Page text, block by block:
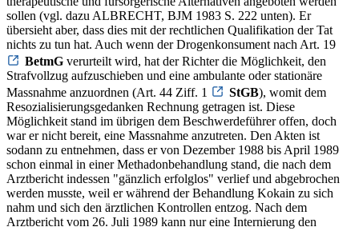
sollen (vgl. dazu ALBRECHT, BJM 1983 S. 222 unten). Er
übersieht aber, dass dies mit der rechtlichen Qualifikation der Tat
nichts zu tun hat. Auch wenn der Drogenkonsument nach Art. 19
BetmG verurteilt wird, hat der Richter die Möglichkeit, den
Strafvollzug aufzuschieben und eine ambulante oder stationäre
Massnahme anzuordnen (Art. 44 Ziff. 1
StGB), womit dem
Resozialisierungsgedanken Rechnung getragen ist. Diese
Möglichkeit stand im übrigen dem Beschwerdeführer offen, doch
war er nicht bereit, eine Massnahme anzutreten. Den Akten ist
sodann zu entnehmen, dass er von Dezember 1988 bis April 1989
schon einmal in einer Methadonbehandlung stand, die nach dem
Arztbericht indessen "gänzlich erfolglos" verlief und abgebrochen
werden musste, weil er während der Behandlung Kokain zu sich
nahm und sich den ärztlichen Kontrollen entzog. Nach dem
Arztbericht vom 26. Juli 1989 kann nur eine Internierung den